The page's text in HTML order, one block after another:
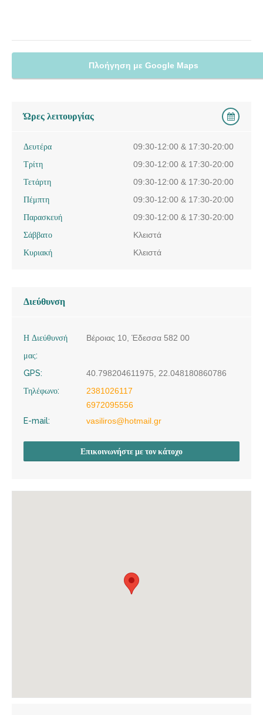
Πλοήγηση με Google Maps
Ώρες λειτουργίας
Δευτέρα
09:30-12:00 & 17:30-20:00
Τρίτη
09:30-12:00 & 17:30-20:00
Τετάρτη
09:30-12:00 & 17:30-20:00
Πέμπτη
09:30-12:00 & 17:30-20:00
Παρασκευή
09:30-12:00 & 17:30-20:00
Σάββατο
Κλειστά
Κυριακή
Κλειστά
Διεύθυνση
Η Διεύθυνσή
μας:
Βέροιας 10, Έδεσσα 582 00
GPS:
40.798204611975, 22.048180860786
Τηλέφωνο:
2381026117
6972095556
E-mail:
vasiliros@hotmail.gr
Επικοινωνήστε με τον κάτοχο